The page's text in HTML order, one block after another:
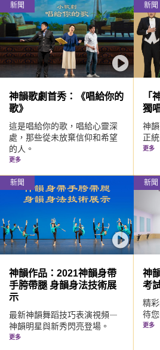
新聞
神韻歌劇首秀：《唱給你的
歌》
這是唱給你的歌，唱給心靈深
處，那些從未放棄信仰和希望
的人。
更多
新聞
「
獨
神
正
更多
新聞
神韻作品：2021神韻身帶
手胯帶腿 身韻身法技術展
示
最新神韻舞蹈技巧表演視頻—
神韻明星與新秀閃亮登場。
更多
新聞
神
考
精
待
更多